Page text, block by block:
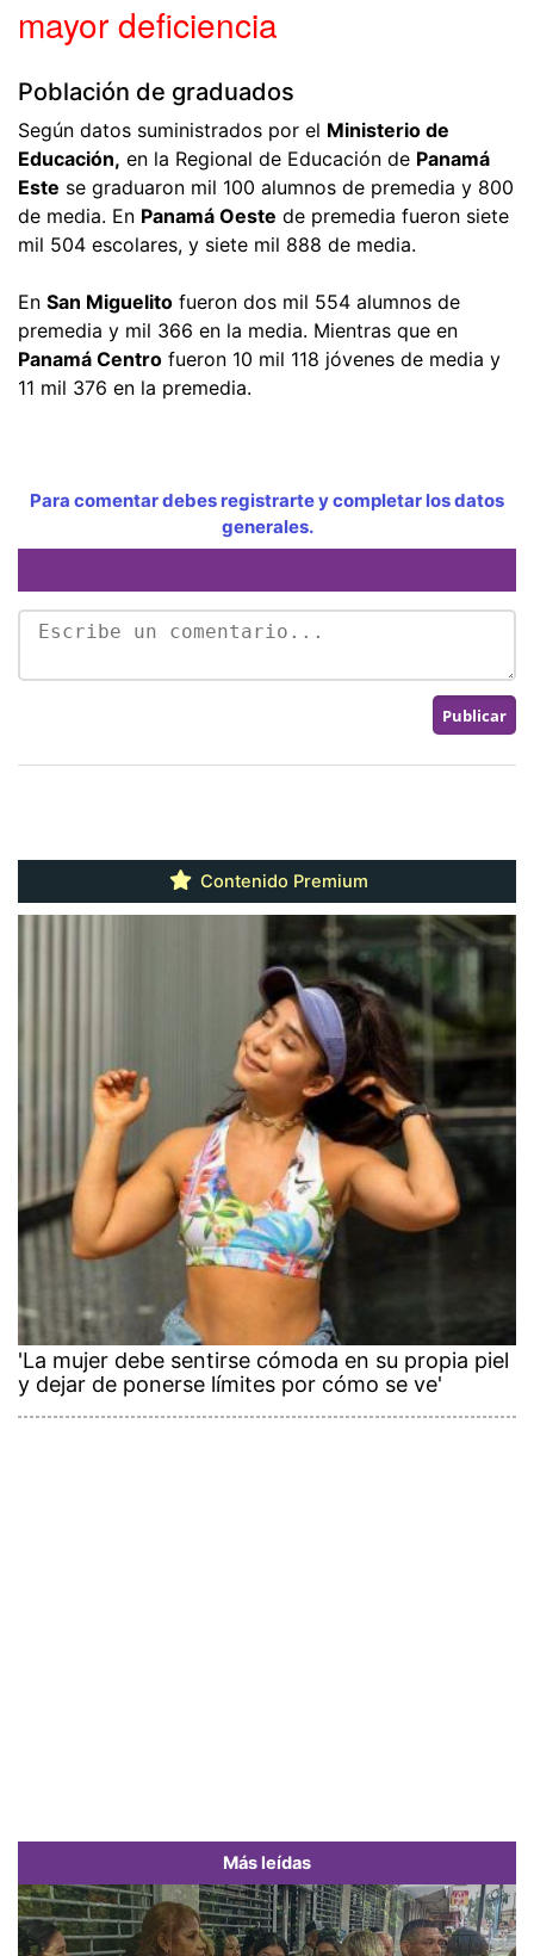
mayor deficiencia
Población de graduados
Según datos suministrados por el Ministerio de
Educación, en la Regional de Educación de Panamá
Este se graduaron mil 100 alumnos de premedia y 800
de media. En Panamá Oeste de premedia fueron siete
mil 504 escolares, y siete mil 888 de media.
En San Miguelito fueron dos mil 554 alumnos de
premedia y mil 366 en la media. Mientras que en
Panamá Centro fueron 10 mil 118 jóvenes de media y
11 mil 376 en la premedia.
Para comentar debes registrarte y completar los datos
generales.
Contenido Premium
'La mujer debe sentirse cómoda en su propia piel
y dejar de ponerse límites por cómo se ve'
Más leídas